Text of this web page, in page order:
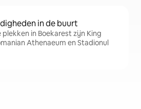
in de buurt
in Boekarest zijn King
Athenaeum en Stadionul